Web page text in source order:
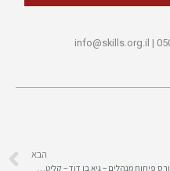
info@skills.org.il
הבא
קורס פיתוח מנהלים – גיא בן דוד – קליטת עובדים חדשים